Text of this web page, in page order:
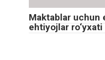
Maktablar uchun
ehtiyojlar